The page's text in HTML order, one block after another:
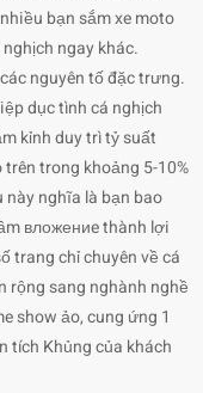
bạn sắm xe moto
ngay khác.
nguyên tố đặc trưng.
dục tình cá nghịch
kỉnh duy trì tỷ suất
trong khoảng 5-10%
nghĩa là bạn bao
вложениe thành lợi
trang chỉ chuyên về cá
rộng sang nghành nghề
show ảo, cung ứng 1
tích Khủng của khách